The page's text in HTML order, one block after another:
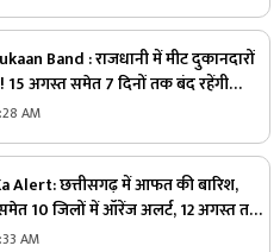
Band : राजधानी में मीट दुकानदारों
अगस्त समेत 7 दिनों तक बंद रहेंगी
सी तारीखें
AM
Alert: छत्तीसगढ़ में आफत की बारिश,
10 जिलों में ऑरेंज अलर्ट, 12 अगस्त तक
AM